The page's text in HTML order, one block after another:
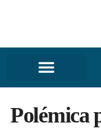
Polémica